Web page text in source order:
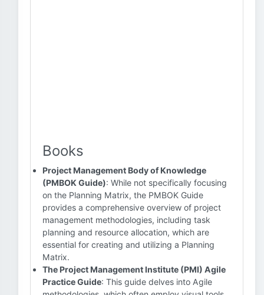
Books
Project Management Body of Knowledge
(PMBOK Guide): While not specifically focusing
on the Planning Matrix, the PMBOK Guide
provides a comprehensive overview of project
management methodologies, including task
planning and resource allocation, which are
essential for creating and utilizing a Planning
Matrix.
The Project Management Institute (PMI) Agile
Practice Guide: This guide delves into Agile